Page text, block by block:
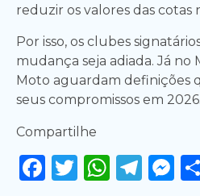
reduzir os valores das cotas
Por isso, os clubes
mudança seja adiada. Já no
Moto aguardam definições
seus compromissos em 2026.
Compartilhe
Facebook
Twitter